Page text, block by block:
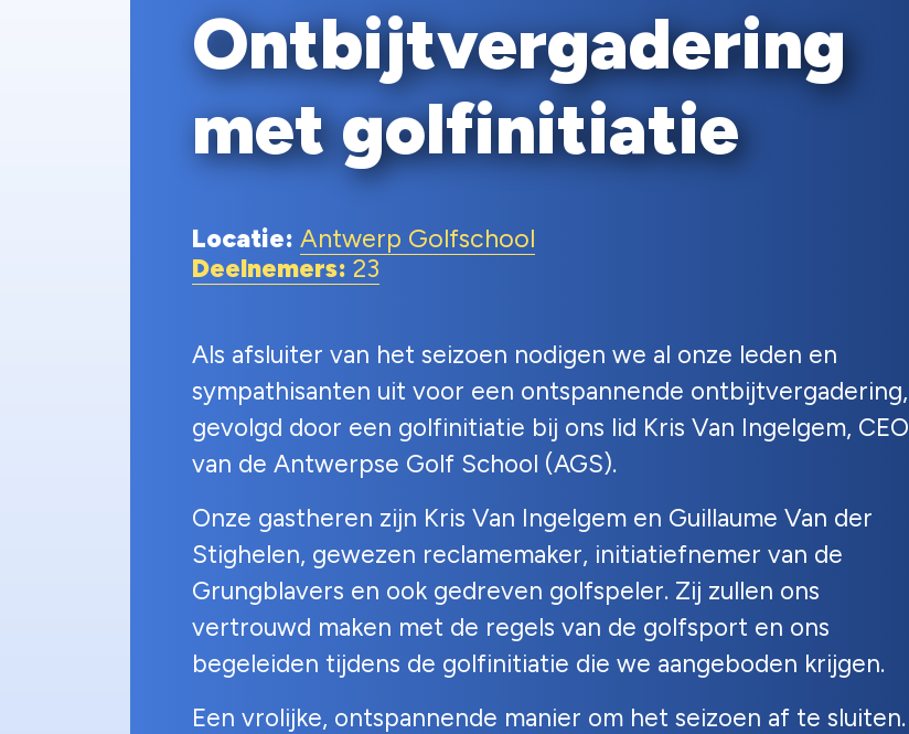
Ontbijtvergadering
met golfinitiatie
Locatie: Antwerp Golfschool
Deelnemers: 23
Als afsluiter van het seizoen nodigen we al onze leden en
sympathisanten uit voor een ontspannende ontbijtvergadering,
gevolgd door een golfinitiatie bij ons lid Kris Van Ingelgem, CEO
van de Antwerpse Golf School (AGS).
Onze gastheren zijn Kris Van Ingelgem en Guillaume Van der
Stighelen, gewezen reclamemaker, initiatiefnemer van de
Grungblavers en ook gedreven golfspeler. Zij zullen ons
vertrouwd maken met de regels van de golfsport en ons
begeleiden tijdens de golfinitiatie die we aangeboden krijgen.
Een vrolijke, ontspannende manier om het seizoen af te sluiten.